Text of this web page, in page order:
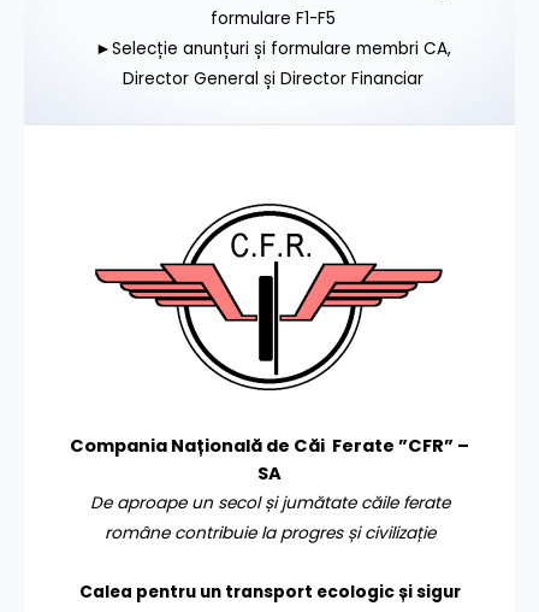
formulare F1-F5
►Selecție anunțuri și formulare membri CA,
Director General și Director Financiar
Compania Națională de Căi Ferate ”CFR” –
SA
De aproape un secol și jumătate căile ferate
române contribuie la progres și civilizație
Calea pentru un transport ecologic și sigur